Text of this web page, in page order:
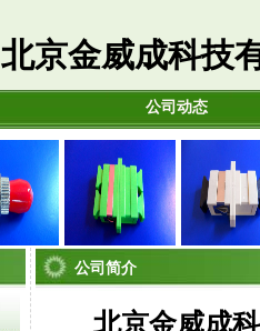
北京金威成科技
公司动态
SC 双工适配器
公司简介
北京金威成